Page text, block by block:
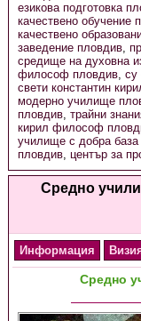
езикова подготовка
качествено обучение
качествено
заведение пловдив,
средище на духовна
философ пловдив, су
свети константин
модерно училище
пловдив, трайни
кирил философ
училище с добра
пловдив, център за
Средно
Информация
Средно